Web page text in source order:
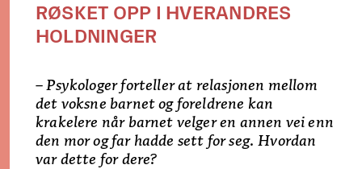
RØSKET OPP I HVERANDRES
HOLDNINGER
– Psykologer forteller at relasjonen mellom
det voksne barnet og foreldrene kan
krakelere når barnet velger en annen vei enn
den mor og far hadde sett for seg. Hvordan
var dette for dere?